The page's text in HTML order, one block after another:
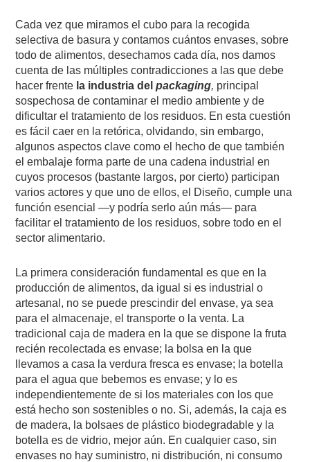
Cada vez que miramos el cubo para la recogida
selectiva de basura y contamos cuántos envases, sobre
todo de alimentos, desechamos cada día, nos damos
cuenta de las múltiples contradicciones a las que debe
hacer frente la industria delpackaging, principal
sospechosa de contaminar el medio ambiente y de
dificultar el tratamiento de los residuos. En esta cuestión
es fácil caer en la retórica, olvidando, sin embargo,
algunos aspectos clave como el hecho de que también
el embalaje forma parte de una cadena industrial en
cuyos procesos (bastante largos, por cierto) participan
varios actores y que uno de ellos, el Diseño, cumple una
función esencial —y podría serlo aún más— para
facilitar el tratamiento de los residuos, sobre todo en el
sector alimentario.
La primera consideración fundamental es que en la
producción de alimentos, da igual si es industrial o
artesanal, no se puede prescindir del envase, ya sea
para el almacenaje, el transporte o la venta. La
tradicional caja de madera en la que se dispone la fruta
recién recolectada es envase; la bolsa en la que
llevamos a casa la verdura fresca es envase; la botella
para el agua que bebemos es envase; y lo es
independientemente de si los materiales con los que
está hecho son sostenibles o no. Si, además, la caja es
de madera, la bolsaes de plástico biodegradable y la
botella es de vidrio, mejor aún. En cualquier caso, sin
envases no hay suministro, ni distribución, ni consumo